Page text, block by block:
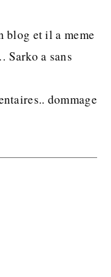
blog et il a meme
Sarko a sans
dommage